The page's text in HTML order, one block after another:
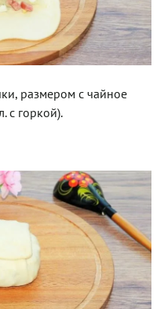
размером с чайное
с горкой).